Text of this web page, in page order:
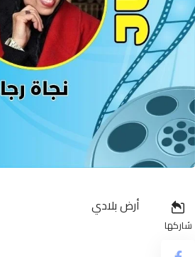
شاركها
أرض بلادي